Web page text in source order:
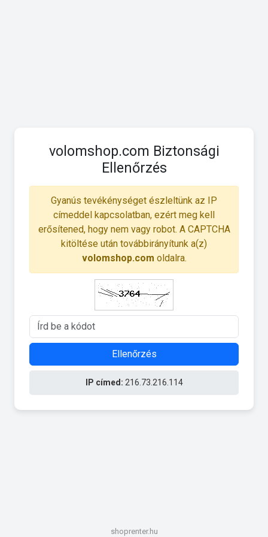
volomshop.com Biztonsági
Ellenőrzés
Gyanús tevékénységet észleltünk az IP
címeddel kapcsolatban, ezért meg kell
erősítened, hogy nem vagy robot. A CAPTCHA
kitöltése után továbbirányítunk a(z)
volomshop.com oldalra.
Ellenőrzés
IP címed: 216.73.216.114
shoprenter.hu